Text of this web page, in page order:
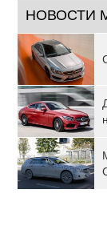
НОВОСТИ